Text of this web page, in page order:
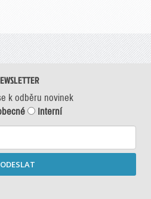
k odběru novinek
Interní
ODESLAT